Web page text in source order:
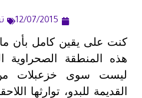
12/07/2015
كنت على يقين كامل بأن ما
هذه المنطقة الصحراوية
ليست سوى خزعبلات
القديمة للبدو، توارثها